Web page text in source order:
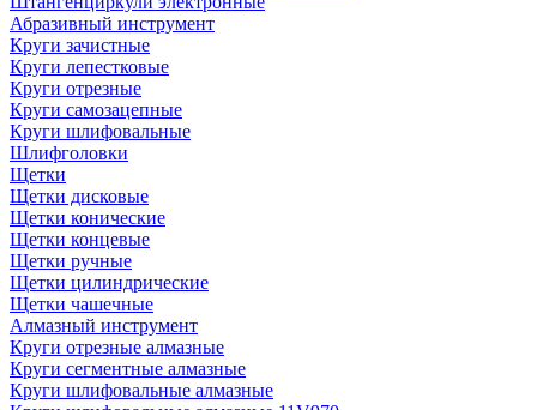
Абразивный инструмент
Круги зачистные
Круги лепестковые
Круги отрезные
Круги самозацепные
Круги шлифовальные
Шлифголовки
Щетки
Щетки дисковые
Щетки конические
Щетки концевые
Щетки ручные
Щетки цилиндрические
Щетки чашечные
Алмазный инструмент
Круги отрезные алмазные
Круги сегментные алмазные
Круги шлифовальные алмазные